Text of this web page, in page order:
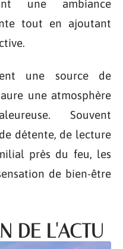
une ambiance
tout en ajoutant
une source de
une atmosphère
Souvent
détente, de lecture
près du feu, les
de bien-être
DE L'ACTU